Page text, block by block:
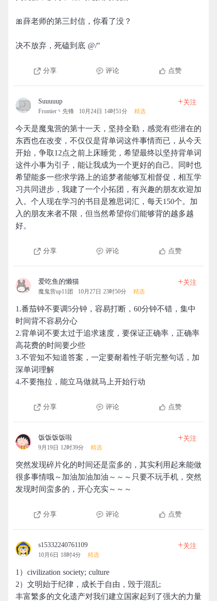
🎀薛老师的第三封信，你看了没？
决不放弃，死磕到底 @/"
分享 评论 点赞
Suuuuup
Frontier丶先锋 10月24日 14时51分 精选
+关注
今天是魔鬼营的第十一天，坚持全勤，感觉有些潜在的
东西也在改变，不仅仅是背单词这件事情而已，从今天
开始，争取12点之前上床睡觉，希望最终以坚持背单词
这件小事为引子，能让我成为一个更好的自己。同时也
希望能多一些求学路上的追梦者能够互相督促，相互学
习共同进步，我建了一个小拓团，有兴趣的朋友欢迎加
入。个人现在学习的书目是雅思词汇，每天150个。加
入的朋友来者不限，但当然希望你们能够背的越多越
好。
分享 评论 点赞
爱吃鱼的懒猫
魔鬼营up11团 10月27日 23时50分 精选
+关注
1.番茄钟不要调5分钟，容易打断，60分钟不错，集中
时间背不容易分心
2.背单词不要太过于追求速度，要保证正确率，正确率
高花费的时间要少些
3.不管知不知道答案，一定要耐着性子听完整句话，加
深单词理解
4.不要拖拉，能立马做就马上开始行动
分享 评论 点赞
饭饭饭饭啦
9月19日 12时39分 精选
+关注
突然发现碎片化的时间还是蛮多的，其实利用起来能做
很多事情哦～加油加油加油～～～只要不玩手机，突然
发现时间蛮多的，开心充实～～～
分享 评论 点赞
s15332240761109
10月6日 18时4分 精选
+关注
1）civilization society; culture
2）文明始于纪律，成长于自由，毁于混乱;
丰富繁多的文化遗产对我们建立国家起到了强大的力量